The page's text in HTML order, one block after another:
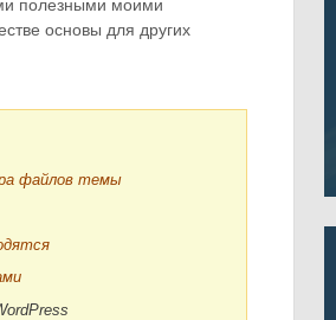
полезными моими
основы для других
файлов темы